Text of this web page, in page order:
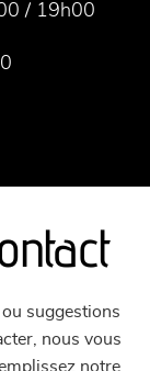
/ 19h00
suggestions
nous vous
notre